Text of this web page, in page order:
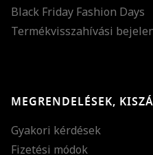
Black Friday Fashion Days
Termékvisszahívási
MEGRENDELÉSEK,
Gyakori kérdések
Fizetési módok